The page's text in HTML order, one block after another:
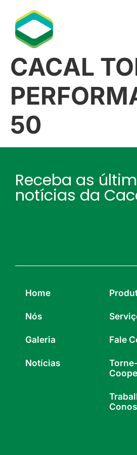
CACAL
50
Receba as
notícias da
Home
Nós
Galeria
Notícias
Fale